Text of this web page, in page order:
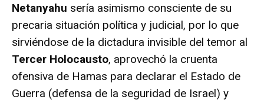
Netanyahu sería asimismo consciente de su
precaria situación política y judicial, por lo que
sirviéndose de la dictadura invisible del temor al
Tercer Holocausto, aprovechó la cruenta
ofensiva de Hamas para declarar el Estado de
Guerra (defensa de la seguridad de Israel) y